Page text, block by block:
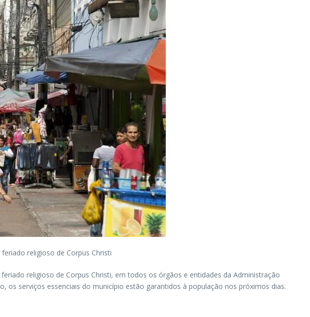
religioso de Corpus Christi
religioso de Corpus Christi, em todos os órgãos e entidades da Administração
os serviços essenciais do município estão garantidos à população nos próximos dias.